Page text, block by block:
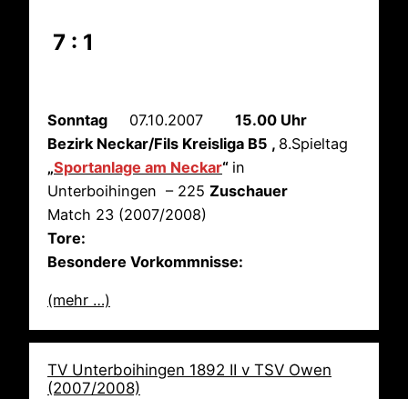
7 : 1
Sonntag 07.10.2007 15.00 Uhr
Bezirk Neckar/Fils Kreisliga B5 , 8.Spieltag
„Sportanlage am Neckar“ in
Unterboihingen – 225 Zuschauer
Match 23 (2007/2008)
Tore:
Besondere Vorkommnisse:
(mehr …)
TV Unterboihingen 1892 II v TSV Owen
(2007/2008)